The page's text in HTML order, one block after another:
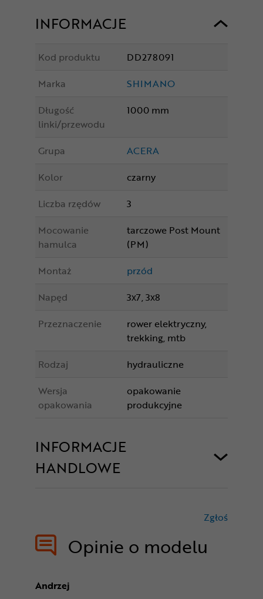
INFORMACJE
Kod produktu
DD278091
Marka
SHIMANO
Długość
linki/przewodu
1000 mm
Grupa
ACERA
Kolor
czarny
Liczba rzędów
3
Mocowanie
hamulca
tarczowe Post Mount
(PM)
Montaż
przód
Napęd
3x7, 3x8
Przeznaczenie
rower elektryczny,
trekking, mtb
Rodzaj
hydrauliczne
Wersja
opakowania
opakowanie
produkcyjne
INFORMACJE
HANDLOWE
Opinie o modelu
Zgłoś
Andrzej